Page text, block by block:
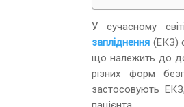
У сучасному
запліднення (ЕКЗ)
що належить до
різних форм
застосовують